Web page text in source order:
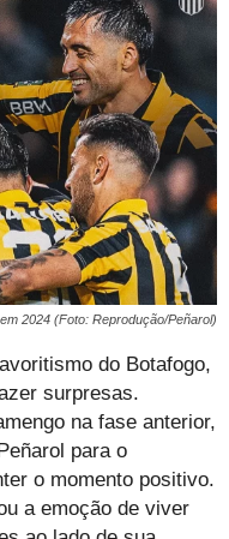
2024 (Foto: Reprodução/Peñarol)
do Botafogo,
surpresas.
na fase anterior,
para o
o momento positivo.
a emoção de viver